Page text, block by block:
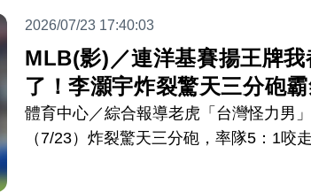
2026/07/23 17:40:03
MLB(影)／連洋基賽揚王牌
了！李灝宇炸裂驚天三分砲
體育中心／綜合報導老虎「台灣怪力男
（7/23）炸裂驚天三分砲，率隊5：1咬